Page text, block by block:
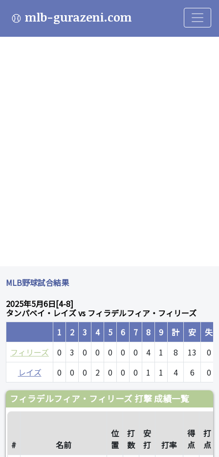
mlb-gurazeni.com
MLB野球試合結果
2025年5月6日[4-8]
タンパベイ・レイズ vs フィラデルフィア・フィリーズ
1
2 3 4 5 6 7 8 9 計 安
失
フィリーズ
0 3 0 0 0 0 0 4 1 8 13
0
レイズ
0 0 0 2 0 0 0 1 1 4 6 0
フィラデルフィア・フィリーズ 打撃 成績一覧
# 名前
位
置
打
数
安
打
打率
得
点
打
点